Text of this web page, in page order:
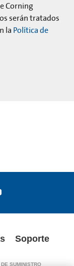
Corning
serán tratados
la Política de
Soporte
SUMINISTRO